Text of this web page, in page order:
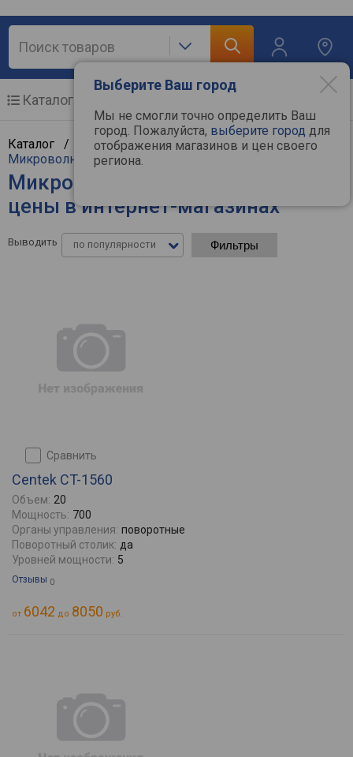
Выберите Ваш город
Мы не смогли точно определить Ваш
город. Пожалуйста, выберите город для
отображения магазинов и цен своего
региона.
Каталог
Каталог / Крупная бытовая техника/
Микроволновые печи
Микроволновые печи Centek -
цены в интернет-магазинах
Выводить по популярности Фильтры
сравнить
Centek CT-1560
Объем: 20
Мощность: 700
Органы управления: поворотные
Поворотный столик: да
Уровней мощности: 5
Отзывы 0
от 6042 до 8050 руб.